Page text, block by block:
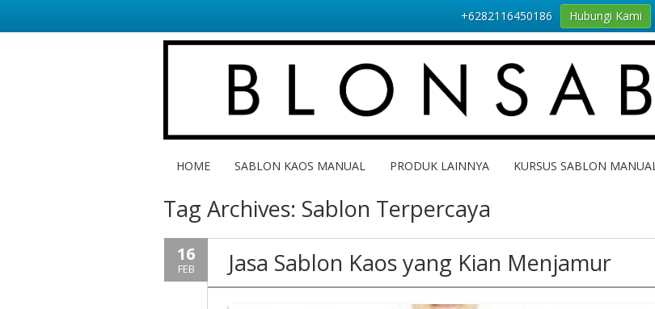
HOME SABLON KAOS MANUAL PRODUK LAINNYA KURSUS SABLON MANUAL
Tag Archives: Sablon Terpercaya
16
FEB Jasa Sablon Kaos yang Kian Menjamur
+6282116450186 Hubungi Kami